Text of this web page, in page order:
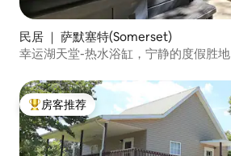
民居 ｜ 萨默塞特(Somerset)
幸运湖天堂-热水浴缸，宁静的度假胜地
热门「房客推荐」
房客推荐